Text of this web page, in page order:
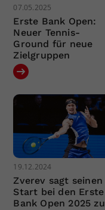
07.05.2025
Erste Bank Open:
Neuer Tennis-
Ground für neue
Zielgruppen
19.12.2024
Zverev sagt seinen
Start bei den Erste
Bank Open 2025 zu